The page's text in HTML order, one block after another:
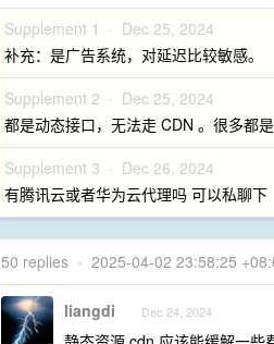
Supplement 1 · Dec 25, 2024
补充：是广告系统，对延迟比较敏感。
Supplement 2 · Dec 25, 2024
都是动态接口，无法走 CDN 。很多都
Supplement 3 · Dec 26, 2024
有腾讯云或者华为云代理吗 可以私聊下
50 replies • 2025-04-02 23:58:25
liangdi Dec 24, 2024